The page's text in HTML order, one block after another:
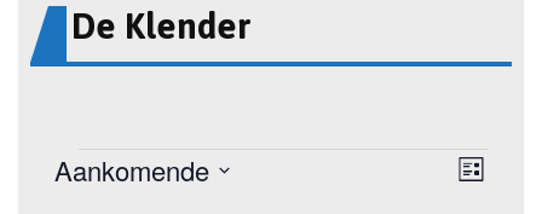
De Klender